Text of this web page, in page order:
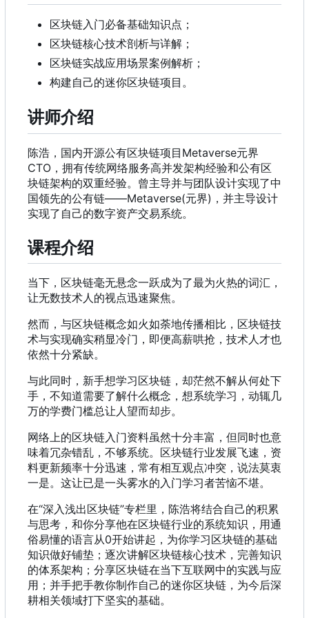
区块链入门必备基础知识点；
区块链核心技术剖析与详解；
区块链实战应用场景案例解析；
构建自己的迷你区块链项目。
讲师介绍
陈浩 ， 国内开源公有区块链项目Metaverse元界
CTO ， 拥有传统网络服务高并发架构经验和公有区
块链架构的双重经验。曾主导并与团队设计实现了中
国领先的公有链——Metaverse(元界)，并主导设计
实现了自己的数字资产交易系统。
课程介绍
当下，区块链毫无悬念一跃成为了最为火热的词汇，
让无数技术人的视点迅速聚焦。
然而，与区块链概念如火如荼地传播相比，区块链技
术与实现确实稍显冷门，即便高薪哄抢，技术人才也
依然十分紧缺。
与此同时，新手想学习区块链，却茫然不解从何处下
手，不知道需要了解什么概念，想系统学习，动辄几
万的学费门槛总让人望而却步。
网络上的区块链入门资料虽然十分丰富，但同时也意
味着冗杂错乱，不够系统。区块链行业发展飞速，资
料更新频率十分迅速，常有相互观点冲突，说法莫衷
一是。这让已是一头雾水的入门学习者苦恼不堪。
在“深入浅出区块链”专栏里 ， 陈浩将结合自己的积累
与思考 ， 和你分享他在区块链行业的系统知识 ， 用通
俗易懂的语言从0开始讲起 ， 为你学习区块链的基础
知识做好铺垫 ； 逐次讲解区块链核心技术 ， 完善知识
的体系架构 ； 分享区块链在当下互联网中的实践与应
用 ； 并手把手教你制作自己的迷你区块链 ， 为今后深
耕相关领域打下坚实的基础。